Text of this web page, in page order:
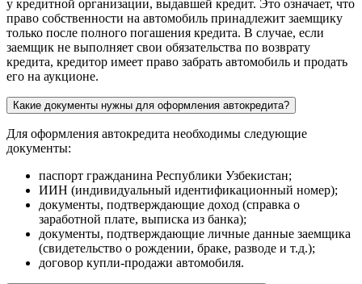
у кредитной организации, выдавшей кредит. Это означает, что
право собственности на автомобиль принадлежит заемщику
только после полного погашения кредита. В случае, если
заемщик не выполняет свои обязательства по возврату
кредита, кредитор имеет право забрать автомобиль и продать
его на аукционе.
Какие документы нужны для оформления автокредита?
Для оформления автокредита необходимы следующие
документы:
паспорт гражданина Республики Узбекистан;
ИИН (индивидуальный идентификационный номер);
документы, подтверждающие доход (справка о
заработной плате, выписка из банка);
документы, подтверждающие личные данные заемщика
(свидетельство о рождении, браке, разводе и т.д.);
договор купли-продажи автомобиля.